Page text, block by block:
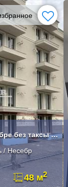
Продаётся квартира в Несебре без таксы поддержки!
/ Несебр
48 м2